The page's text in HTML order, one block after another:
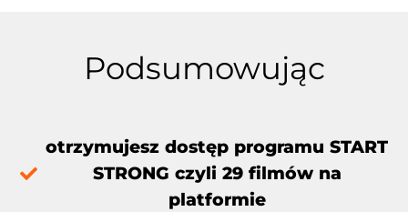
Podsumowując
otrzymujesz dostęp programu START
STRONG czyli 29 filmów na
platformie